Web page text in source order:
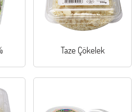
Taze Çökelek